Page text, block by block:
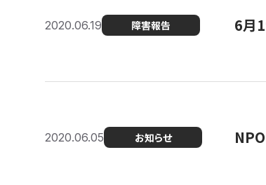
2020.06.19 障害報告 6月
2020.06.05 お知らせ